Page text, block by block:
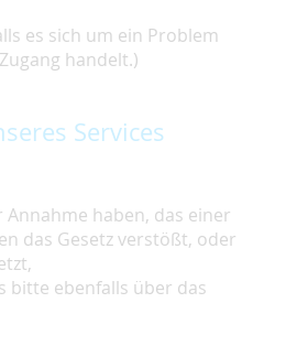
es sich um ein Problem
handelt.)
Services
Annahme haben, das einer
das Gesetz verstößt, oder
bitte ebenfalls über das